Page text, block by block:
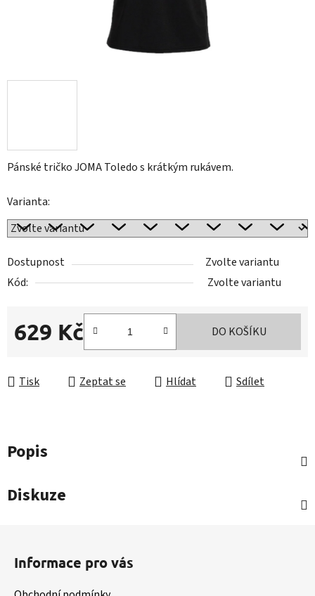
Pánské tričko JOMA Toledo s krátkým rukávem.
Varianta:
Dostupnost
Zvolte variantu
Kód:
Zvolte variantu
629 Kč DO KOŠÍKU
Tisk Zeptat se Hlídat Sdílet
Popis
Diskuze
Informace pro vás